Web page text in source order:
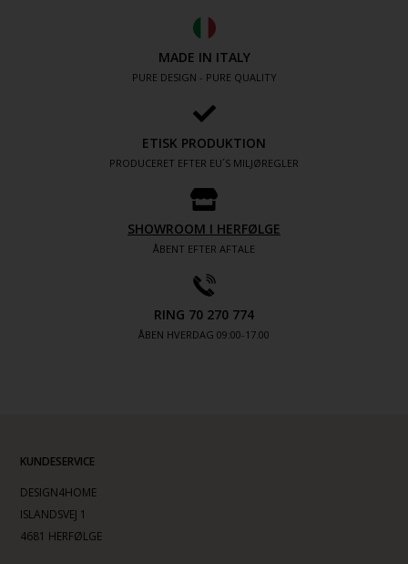
MADE IN ITALY
PURE DESIGN - PURE QUALITY
ETISK PRODUKTION
PRODUCERET EFTER EU´S MILJØREGLER
SHOWROOM I HERFØLGE
ÅBENT EFTER AFTALE
RING 70 270 774
ÅBEN HVERDAG 09:00-17.00
KUNDESERVICE
DESIGN4HOME
ISLANDSVEJ 1
4681 HERFØLGE